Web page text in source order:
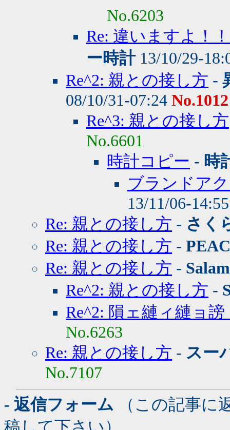
No.6203
Re: 違いますよ！
ー時計13/10/29-
Re^2: 親との接し方 -
08/10/31-07:24 No.1012
Re^3: 親との接し方
No.6601
時計コピー - 時
ブランドア
13/11/06-
Re: 親との接し方 - さく
Re: 親との接し方 -
Re: 親との接し方 - Salam
Re^2: 親との接し方 -
Re^2: 隕ェ縺ィ縺ョ
No.6263
Re: 親との接し方 - スー
No.7107
- 返信フォーム （この記事に
稿して下さい）